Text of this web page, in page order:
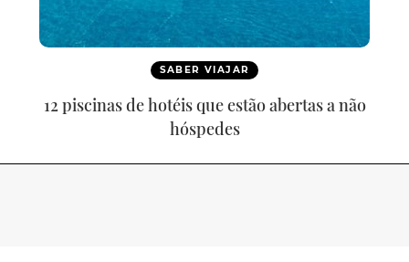
SABER VIAJAR
12 piscinas de hotéis que estão abertas a não
hóspedes